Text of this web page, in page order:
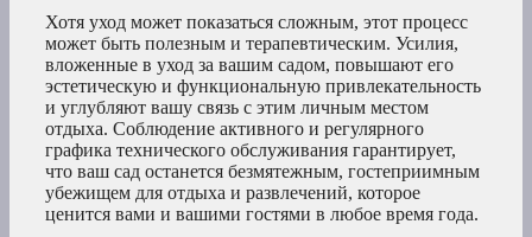
Хотя уход может показаться сложным, этот процесс
может быть полезным и терапевтическим. Усилия,
вложенные в уход за вашим садом, повышают его
эстетическую и функциональную привлекательность
и углубляют вашу связь с этим личным местом
отдыха. Соблюдение активного и регулярного
графика технического обслуживания гарантирует,
что ваш сад останется безмятежным, гостеприимным
убежищем для отдыха и развлечений, которое
ценится вами и вашими гостями в любое время года.